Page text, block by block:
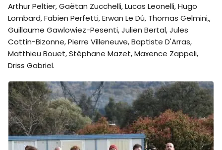
Arthur Peltier, Gaëtan Zucchelli, Lucas Leonelli, Hugo
Lombard, Fabien Perfetti, Erwan Le Dû, Thomas Gelmini,,
Guillaume Gawlowiez-Pesenti, Julien Bertal, Jules
Cottin-Bizonne, Pierre Villeneuve, Baptiste D'Arras,
Matthieu Bouet, Stéphane Mazet, Maxence Zappeli,
Driss Gabriel.